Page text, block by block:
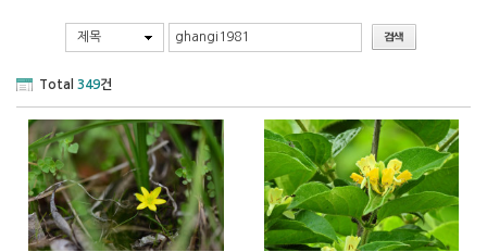
제목
Total 349건